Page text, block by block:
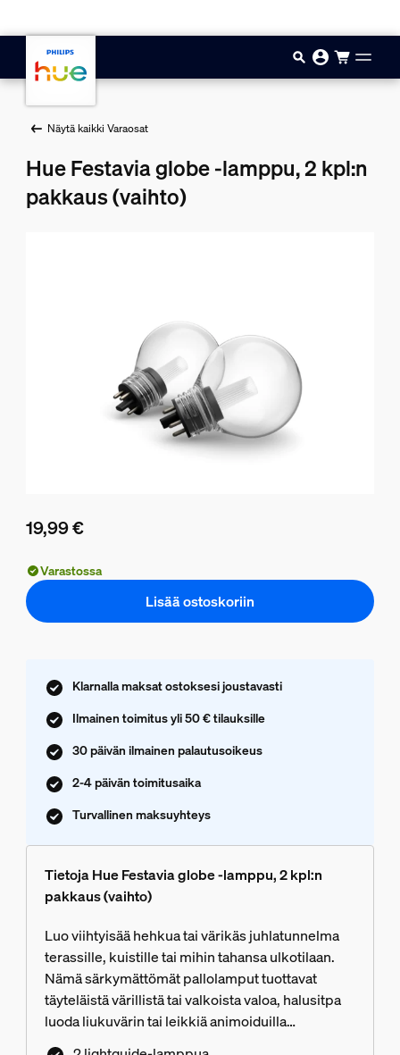
Näytä kaikki Varaosat
Hue Festavia globe -lamppu, 2 kpl:n
pakkaus (vaihto)
19,99 €
Varastossa
Lisää ostoskoriin
Klarnalla maksat ostoksesi joustavasti
Ilmainen toimitus yli 50 € tilauksille
30 päivän ilmainen palautusoikeus
2-4 päivän toimitusaika
Turvallinen maksuyhteys
Tietoja Hue Festavia globe -lamppu, 2 kpl:n
pakkaus (vaihto)
Luo viihtyisää hehkua tai värikäs juhlatunnelma
terassille, kuistille tai mihin tahansa ulkotilaan.
Nämä särkymättömät pallolamput tuottavat
täyteläistä värillistä tai valkoista valoa, halusitpa
luoda liukuvärin tai leikkiä animoiduilla
valotehosteilla. Turvallisen